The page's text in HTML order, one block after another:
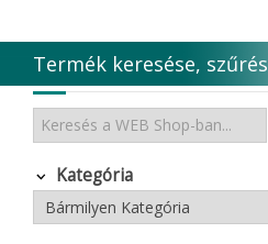
Termék keresése, szűrés
Kategória